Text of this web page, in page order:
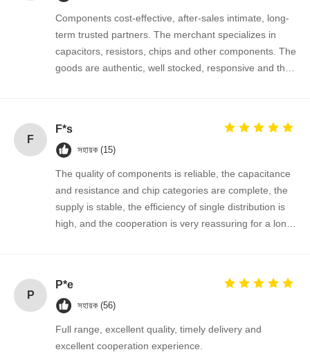
মান নিয়ন্ত্রণ
আমাদের সাথে
খবর এখন চ্যাট করুন
ইন্টিগ্রেটেড সার্কিট আইসি
মাল্টিলেয়ার সিরামিক ক্যাপাসিটর
ঘন ফিল্ম প্রতিরোধক
Components cost-effective, after-sales intimate, long-
term trusted partners. The merchant specializes in
capacitors, resistors, chips and other components. The
goods are authentic, well stocked, responsive and the
F
F*s
সহায়ক (15)
The quality of components is reliable, the capacitance
and resistance and chip categories are complete, the
supply is stable, the efficiency of single distribution is
high, and the cooperation is very reassuring for a long
P
P*e
সহায়ক (56)
Full range, excellent quality, timely delivery and
excellent cooperation experience.